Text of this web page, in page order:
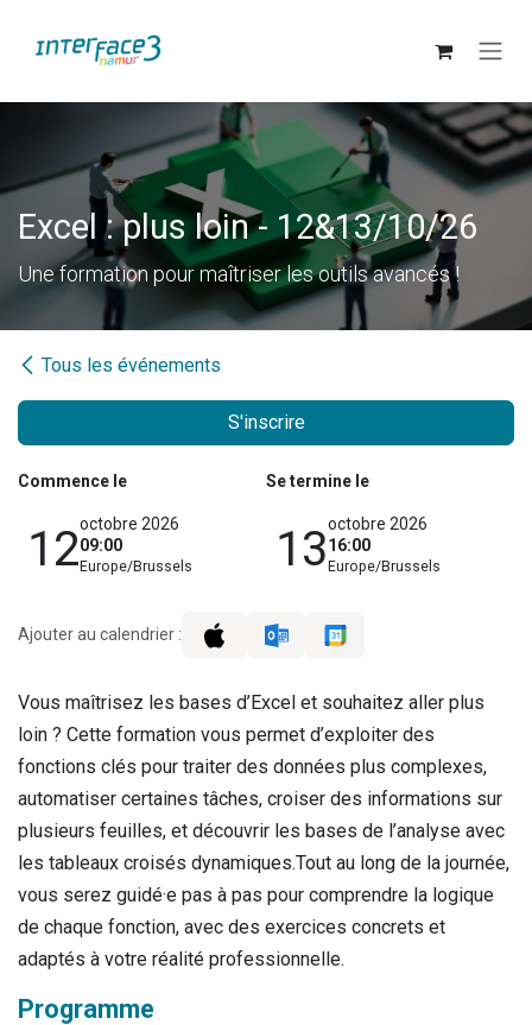
Excel : plus loin - 12&13/10/26
Une formation pour maîtriser les outils avancés !
Tous les événements
S'inscrire
Commence le
12octobre 2026
09:00
Europe/Brussels
Se termine le
13octobre 2026
16:00
Europe/Brussels
Ajouter au calendrier :
Vous maîtrisez les bases d’Excel et souhaitez aller plus
loin ? Cette formation vous permet d’exploiter des
fonctions clés pour traiter des données plus complexes,
automatiser certaines tâches, croiser des informations sur
plusieurs feuilles, et découvrir les bases de l’analyse avec
les tableaux croisés dynamiques.Tout au long de la journée,
vous serez guidé·e pas à pas pour comprendre la logique
de chaque fonction, avec des exercices concrets et
adaptés à votre réalité professionnelle.
Programme